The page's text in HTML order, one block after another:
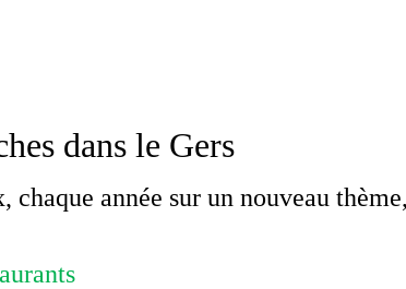
dans le Gers
année sur un nouveau